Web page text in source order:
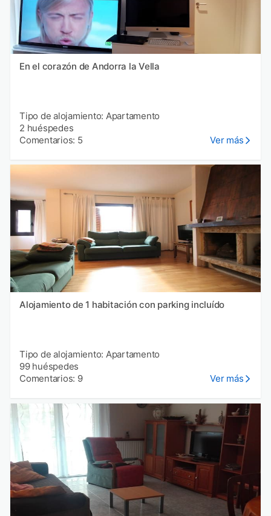
En el corazón de Andorra la Vella
Tipo de alojamiento: Apartamento
2 huéspedes
Comentarios: 5
Ver más
Alojamiento de 1 habitación con parking incluído
Tipo de alojamiento: Apartamento
99 huéspedes
Comentarios: 9
Ver más